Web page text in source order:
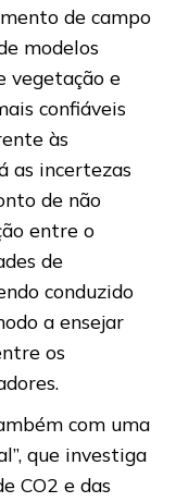
de campo
modelos
vegetação e
confiáveis
às
as incertezas
de não
entre o
de
conduzido
a ensejar
os
com uma
que investiga
CO2 e das